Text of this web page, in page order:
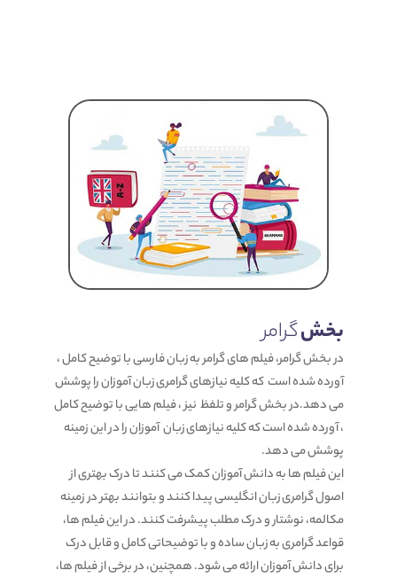
بخشگرامر
در بخش گرامر، فیلم های گرامر به زبان فارسی با توضیح کامل ،
آورده شده است که کلیه نیازهای گرامری زبان آموزان را پوشش
می دهد.در بخش گرامر و تلفظ نیز ، فیلم هایی با توضیح کامل
، آورده شده است که کلیه نیازهای زبان آموزان را در این زمینه
پوشش می دهد.
این فیلم ها به دانش آموزان کمک می کنند تا درک بهتری از
اصول گرامری زبان انگلیسی پیدا کنند و بتوانند بهتر در زمینه
مکالمه، نوشتار و درک مطلب پیشرفت کنند. در این فیلم ها،
قواعد گرامری به زبان ساده و با توضیحاتی کامل و قابل درک
برای دانش آموزان ارائه می شود. همچنین، در برخی از فیلم ها،